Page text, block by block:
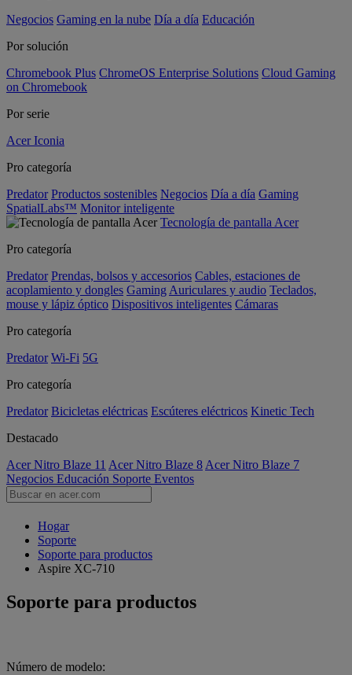
Negocios Gaming en la nube Día a día Educación
Por solución
Chromebook Plus ChromeOS Enterprise Solutions Cloud Gaming
on Chromebook
Por serie
Acer Iconia
Pro categoría
Predator Productos sostenibles Negocios Día a día Gaming
SpatialLabs™ Monitor inteligente
Tecnología de pantalla Acer
Pro categoría
Predator Prendas, bolsos y accesorios Cables, estaciones de
acoplamiento y dongles Gaming Auriculares y audio Teclados,
mouse y lápiz óptico Dispositivos inteligentes Cámaras
Pro categoría
Predator Wi-Fi 5G
Pro categoría
Predator Bicicletas eléctricas Escúteres eléctricos Kinetic Tech
Destacado
Acer Nitro Blaze 11 Acer Nitro Blaze 8 Acer Nitro Blaze 7
Negocios Educación Soporte Eventos
Hogar
Soporte
Soporte para productos
Aspire XC-710
Soporte para productos
Número de modelo: